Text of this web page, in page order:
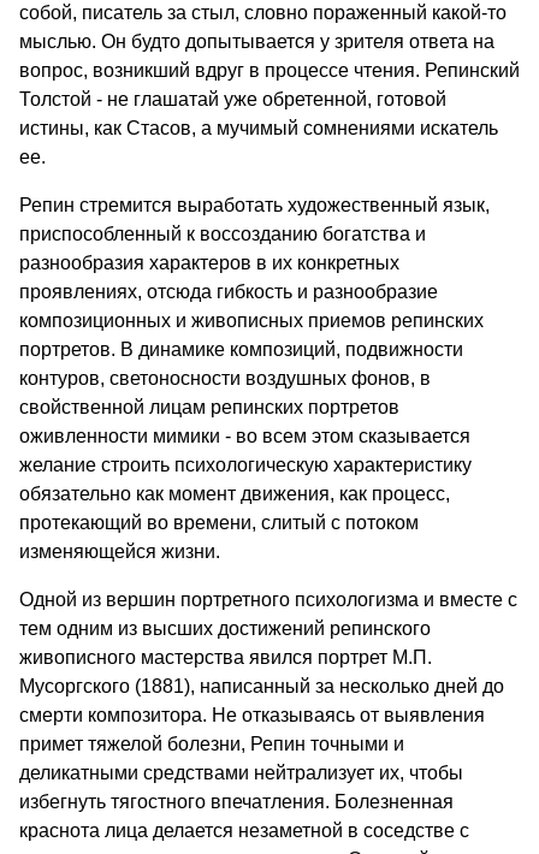
собой, писатель за стыл, словно пораженный какой-то
мыслью. Он будто допытывается у зрителя ответа на
вопрос, возникший вдруг в процессе чтения. Репинский
Толстой - не глашатай уже обретенной, готовой
истины, как Стасов, а мучимый сомнениями искатель
ее.
Репин стремится выработать художественный язык,
приспособленный к воссозданию богатства и
разнообразия характеров в их конкретных
проявлениях, отсюда гибкость и разнообразие
композиционных и живописных приемов репинских
портретов. В динамике композиций, подвижности
контуров, светоносности воздушных фонов, в
свойственной лицам репинских портретов
оживленности мимики - во всем этом сказывается
желание строить психологическую характеристику
обязательно как момент движения, как процесс,
протекающий во времени, слитый с потоком
изменяющейся жизни.
Одной из вершин портретного психологизма и вместе с
тем одним из высших достижений репинского
живописного мастерства явился портрет М.П.
Мусоргского (1881), написанный за несколько дней до
смерти композитора. Не отказываясь от выявления
примет тяжелой болезни, Репин точными и
деликатными средствами нейтрализует их, чтобы
избегнуть тягостного впечатления. Болезненная
краснота лица делается незаметной в соседстве с